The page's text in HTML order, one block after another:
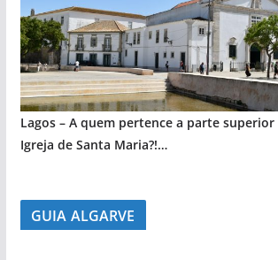
Lagos – A quem pertence a parte
Igreja de Santa Maria?!…
GUIA ALGARVE